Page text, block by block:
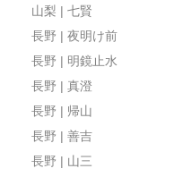
山梨 | 七賢
長野 | 夜明け前
長野 | 明鏡止水
長野 | 真澄
長野 | 帰山
長野 | 善吉
長野 | 山三